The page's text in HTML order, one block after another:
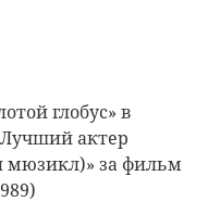
глобус» в
актер
мюзикл)» за фильм